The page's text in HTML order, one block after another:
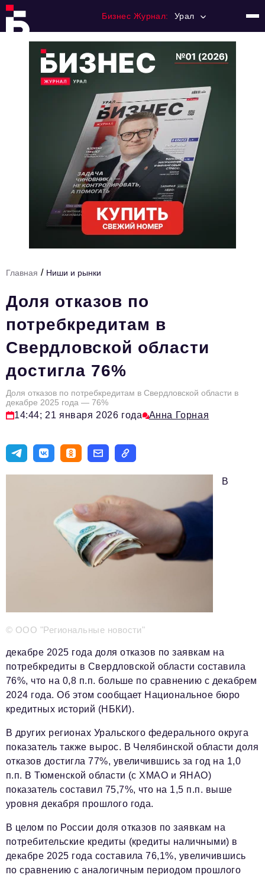
Бизнес Журнал: Урал
Тема номера
Инфраструктура развития
Технологии и тренды
Ниши и рынки
Цитаты
Туризм
Новости
Импортозамещение
Топ-100 влиятельных людей Свердловской области
ТОП-100 влиятельных людей — 2025
Телефон редакции:+7 495 727-01-67
Отдел рекламы
Отдел распространения/редакционная подписка
podpiska@business-magazine.online
Отдел по работе с партнерами
partner@business-magazine.online
Главная / Ниши и рынки
Доля отказов по
потребкредитам в
Свердловской области
достигла 76%
Доля отказов по потребкредитам в Свердловской области в
декабре 2025 года — 76%
14:44; 21 января 2026 года Анна Горная
© ООО "Региональные новости"
В
декабре 2025 года доля отказов по заявкам на
потребкредиты в Свердловской области составила
76%, что на 0,8 п.п. больше по сравнению с декабрем
2024 года. Об этом сообщает Национальное бюро
кредитных историй (НБКИ).
В других регионах Уральского федерального округа
показатель также вырос. В Челябинской области доля
отказов достигла 77%, увеличившись за год на 1,0
п.п. В Тюменской области (с ХМАО и ЯНАО)
показатель составил 75,7%, что на 1,5 п.п. выше
уровня декабря прошлого года.
В целом по России доля отказов по заявкам на
потребительские кредиты (кредиты наличными) в
декабре 2025 года составила 76,1%, увеличившись
по сравнению с аналогичным периодом прошлого